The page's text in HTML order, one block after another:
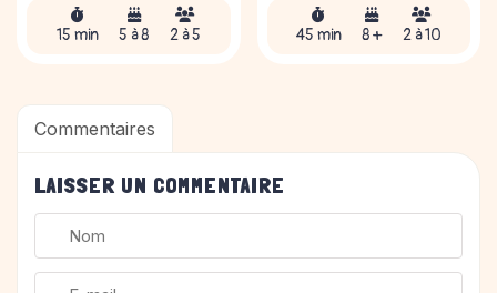
15 min 5 à 8 2 à 5 45 min 8 + 2 à 10
Commentaires
LAISSER UN COMMENTAIRE